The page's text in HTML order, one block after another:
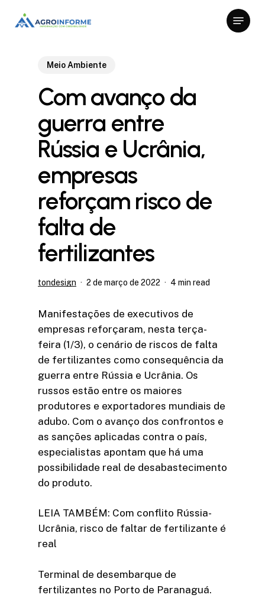
Menu
Meio Ambiente
Com avanço da
guerra entre
Rússia e Ucrânia,
empresas
reforçam risco de
falta de
fertilizantes
tondesign 2 de março de 2022 4 min read
Manifestações de executivos de
empresas reforçaram, nesta terça-
feira (1/3), o cenário de riscos de falta
de fertilizantes como consequência da
guerra entre Rússia e Ucrânia. Os
russos estão entre os maiores
produtores e exportadores mundiais de
adubo. Com o avanço dos confrontos e
as sanções aplicadas contra o país,
especialistas apontam que há uma
possibilidade real de desabastecimento
do produto.
LEIA TAMBÉM: Com conflito Rússia-
Ucrânia, risco de faltar de fertilizante é
real
Terminal de desembarque de
fertilizantes no Porto de Paranaguá.